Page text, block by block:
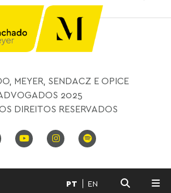
MEYER, SENDACZ E OPICE
2025
DIREITOS RESERVADOS
PT EN
MENU